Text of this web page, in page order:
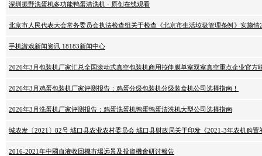
深圳振野洗蛋机多功能鸭蛋清洗机 - 原创在线观看
北京市人民代表大会常务委员会执法检查组关于检查《北京市生活垃圾管理条例》实施情
手机游戏新闻资讯 18183新闻中心
2026年3月包装机厂家汇总全国滚动式真空包装机商用拉伸膜单室双室真空重点企业官方
2026年3月鸡蛋包装机厂家评测报告：鸡蛋分级包装机分级装盒机公司选择指南！
2026年3月洗蛋机厂家评测报告：鸡蛋洗蛋机鸭蛋鸭蛋清洗机大型公司选择指南
城农发〔2021〕82号 城口县农业农村委员会 城口县财政局关于印发《2021-3年农机购置
2016-2021年中國血液收回機市場远景及投資機會研讨報告